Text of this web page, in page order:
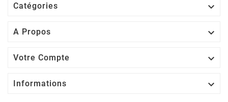
Catégories 
A Propos 
Votre Compte 
Informations 